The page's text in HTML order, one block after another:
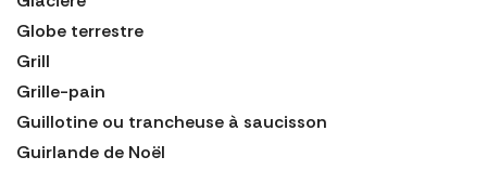
Globe terrestre
Grill
Grille-pain
Guillotine ou trancheuse à saucisson
Guirlande de Noël